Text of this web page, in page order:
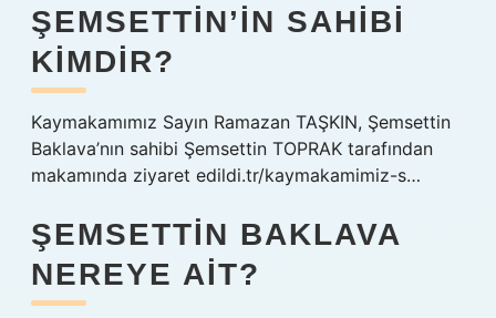
ŞEMSETTIN’IN SAHIBI
KIMDIR?
Kaymakamımız Sayın Ramazan TAŞKIN, Şemsettin
Baklava’nın sahibi Şemsettin TOPRAK tarafından
makamında ziyaret edildi.tr/kaymakamimiz-s…
ŞEMSETTIN BAKLAVA
NEREYE AIT?